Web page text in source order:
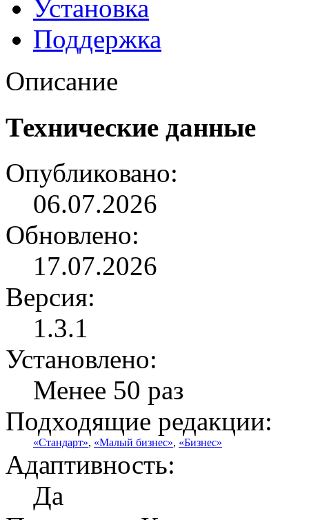
Установка
Поддержка
Описание
Технические данные
Опубликовано:
06.07.2026
Обновлено:
17.07.2026
Версия:
1.3.1
Установлено:
Менее 50 раз
Подходящие редакции:
«Стандарт», «Малый бизнес», «Бизнес»
Адаптивность:
Да